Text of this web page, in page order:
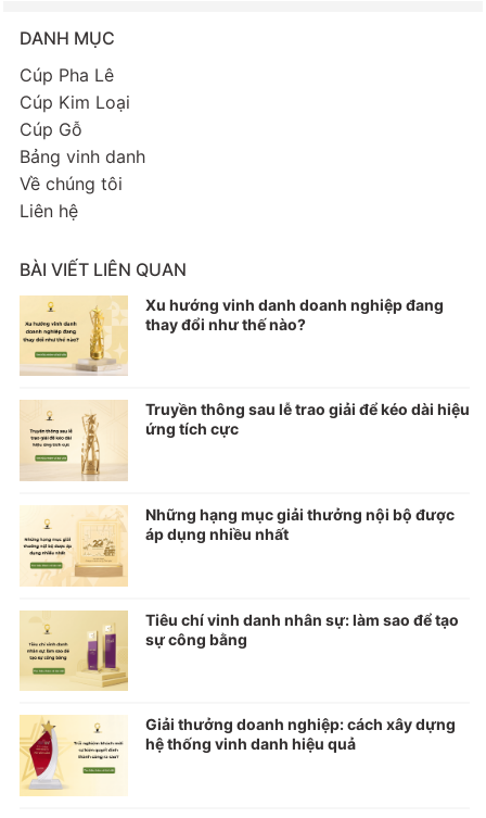
DANH MỤC
Cúp Pha Lê
Cúp Kim Loại
Cúp Gỗ
Bảng vinh danh
Về chúng tôi
Liên hệ
BÀI VIẾT LIÊN QUAN
Xu hướng vinh danh doanh nghiệp đang
thay đổi như thế nào?
Truyền thông sau lễ trao giải để kéo dài hiệu
ứng tích cực
Những hạng mục giải thưởng nội bộ được
áp dụng nhiều nhất
Tiêu chí vinh danh nhân sự: làm sao để tạo
sự công bằng
Giải thưởng doanh nghiệp: cách xây dựng
hệ thống vinh danh hiệu quả